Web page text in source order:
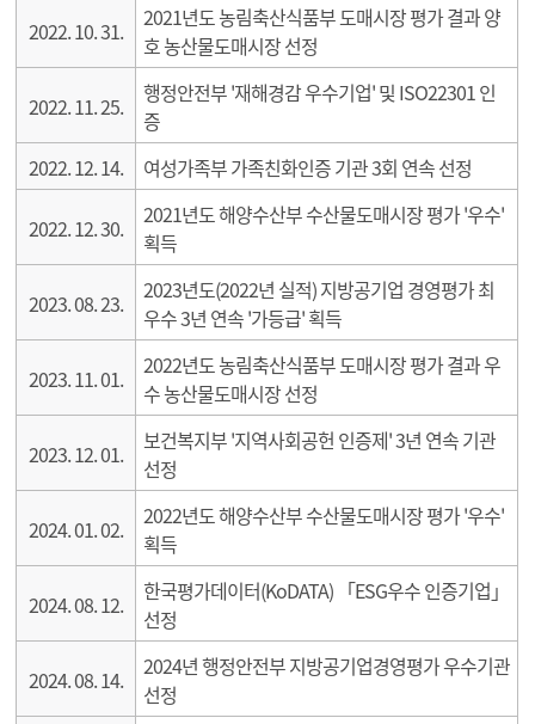
2022. 10. 31.
2021년도 농림축산식품부 도매시장 평가 결과 양
호 농산물도매시장 선정
2022. 11. 25.
행정안전부 '재해경감 우수기업' 및 ISO22301 인
증
2022. 12. 14.
여성가족부 가족친화인증 기관 3회 연속 선정
2022. 12. 30.
2021년도 해양수산부 수산물도매시장 평가 '우수'
획득
2023. 08. 23.
2023년도(2022년 실적) 지방공기업 경영평가 최
우수 3년 연속 '가등급' 획득
2023. 11. 01.
2022년도 농림축산식품부 도매시장 평가 결과 우
수 농산물도매시장 선정
2023. 12. 01.
보건복지부 '지역사회공헌 인증제' 3년 연속 기관
선정
2024. 01. 02.
2022년도 해양수산부 수산물도매시장 평가 '우수'
획득
2024. 08. 12.
한국평가데이터(KoDATA) 「ESG우수 인증기업」
선정
2024. 08. 14.
2024년 행정안전부 지방공기업경영평가 우수기관
선정